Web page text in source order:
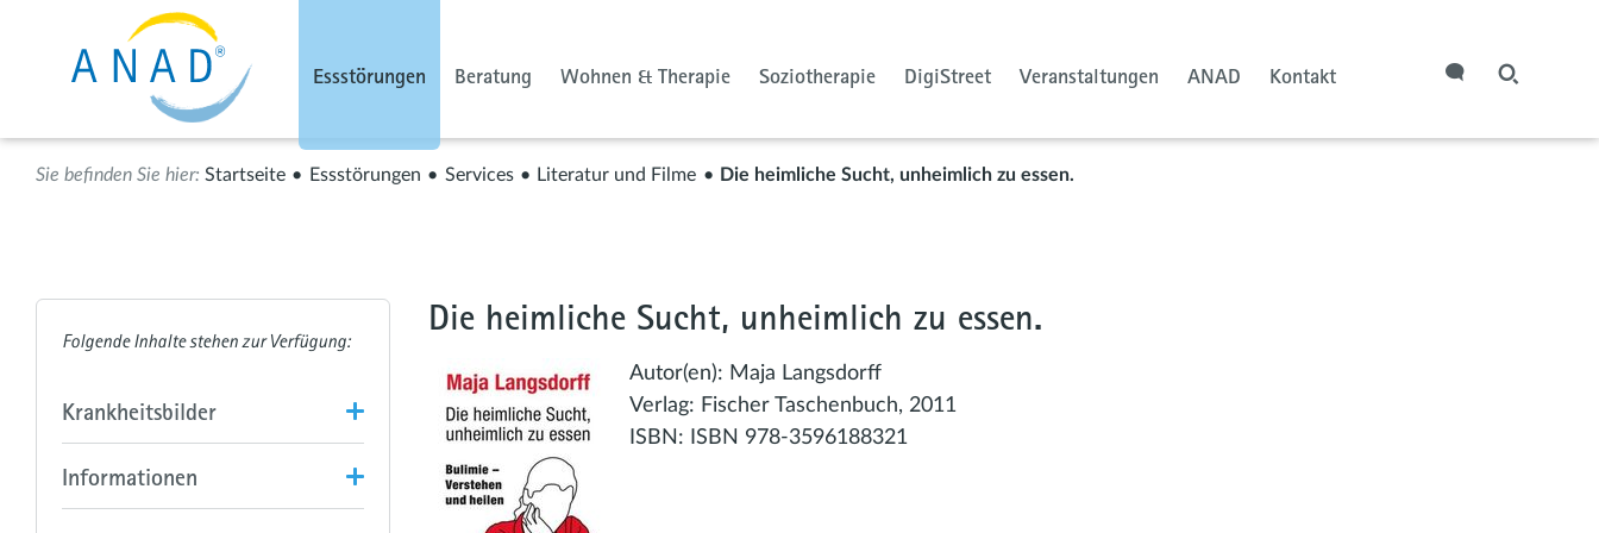
Essstörungen Beratung Wohnen & Therapie Soziotherapie DigiStreet Veranstaltungen ANAD Kontakt
Startseite Essstörungen Services Literatur und Filme Die heimliche Sucht, unheimlich zu essen.
Krankheitsbilder
Informationen
Die heimliche Sucht, unheimlich zu essen.
Autor(en): Maja Langsdorff
Verlag: Fischer Taschenbuch, 2011
ISBN:
ISBN 978-3596188321